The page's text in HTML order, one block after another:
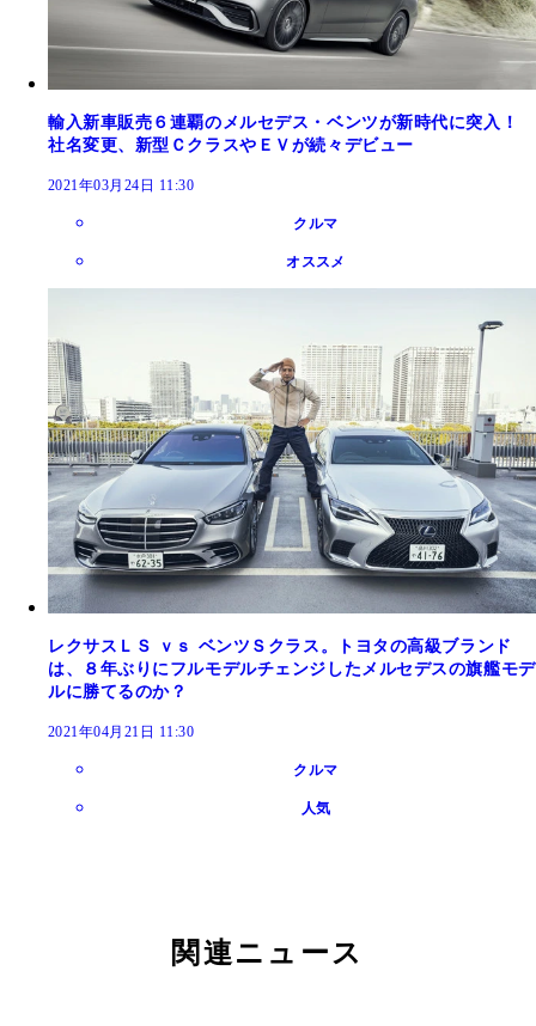
輸入新車販売６連覇のメルセデス・ベンツが新時代に突入！
社名変更、新型ＣクラスやＥＶが続々デビュー
2021年03月24日 11:30
クルマ
オススメ
レクサスＬＳ ｖｓ ベンツＳクラス。トヨタの高級ブランド
は、８年ぶりにフルモデルチェンジしたメルセデスの旗艦モデ
ルに勝てるのか？
2021年04月21日 11:30
クルマ
人気
関連ニュース